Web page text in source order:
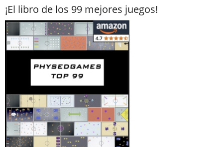
¡El libro de los 99 mejores juegos!